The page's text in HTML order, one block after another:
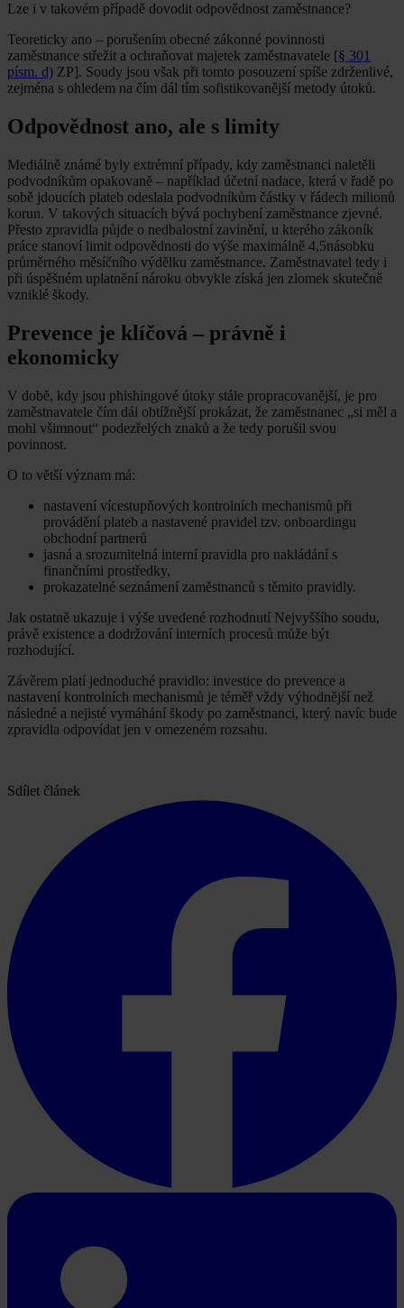
Lze i v takovém případě dovodit odpovědnost zaměstnance?
Teoreticky ano – porušením obecné zákonné povinnosti
zaměstnance střežit a ochraňovat majetek zaměstnavatele [§ 301
písm. d) ZP]. Soudy jsou však při tomto posouzení spíše zdrženlivé,
zejména s ohledem na čím dál tím sofistikovanější metody útoků.
Odpovědnost ano, ale s limity
Mediálně známé byly extrémní případy, kdy zaměstnanci naletěli
podvodníkům opakovaně – například účetní nadace, která v řadě po
sobě jdoucích plateb odeslala podvodníkům částky v řádech milionů
korun. V takových situacích bývá pochybení zaměstnance zjevné.
Přesto zpravidla půjde o nedbalostní zavinění, u kterého zákoník
práce stanoví limit odpovědnosti do výše maximálně 4,5násobku
průměrného měsíčního výdělku zaměstnance. Zaměstnavatel tedy i
při úspěšném uplatnění nároku obvykle získá jen zlomek skutečně
vzniklé škody.
Prevence je klíčová – právně i
ekonomicky
V době, kdy jsou phishingové útoky stále propracovanější, je pro
zaměstnavatele čím dál obtížnější prokázat, že zaměstnanec „si měl a
mohl všimnout“ podezřelých znaků a že tedy porušil svou
povinnost.
O to větší význam má:
nastavení vícestupňových kontrolních mechanismů při
provádění plateb a nastavené pravidel tzv. onboardingu
obchodní partnerů
jasná a srozumitelná interní pravidla pro nakládání s
finančními prostředky,
prokazatelné seznámení zaměstnanců s těmito pravidly.
Jak ostatně ukazuje i výše uvedené rozhodnutí Nejvyššího soudu,
právě existence a dodržování interních procesů může být
rozhodující.
Závěrem platí jednoduché pravidlo: investice do prevence a
nastavení kontrolních mechanismů je téměř vždy výhodnější než
následné a nejisté vymáhání škody po zaměstnanci, který navíc bude
zpravidla odpovídat jen v omezeném rozsahu.
Sdílet článek